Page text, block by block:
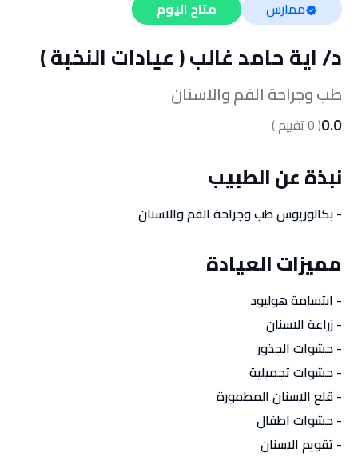
ممارس متاح اليوم
د/اية حامد غالب ( عيادات النخبة )
طب وجراحة الفم والاسنان
0.0
(
0تقييم )
نبذة عن الطبيب
- بكالوريوس طب وجراحة الفم والاسنان
مميزات العيادة
- ابتسامة هوليود
- زراعة الاسنان
- حشوات الجذور
- حشوات تجميلية
- قلع الاسنان المطمورة
- حشوات اطفال
- تقويم الاسنان